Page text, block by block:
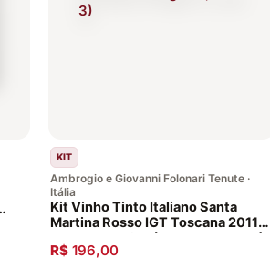
KIT
Ambrogio e Giovanni Folonari Tenute ·
Itália
Kit Vinho Tinto Italiano Santa
Martina Rosso IGT Toscana 2011
Safra Exclusiva (Pague 2, Leve 3)
R$196,00